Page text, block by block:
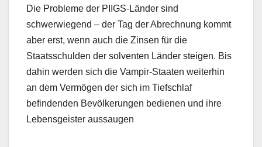
Die Probleme der PIIGS-Länder sind
schwerwiegend – der Tag der Abrechnung kommt
aber erst, wenn auch die Zinsen für die
Staatsschulden der solventen Länder steigen. Bis
dahin werden sich die Vampir-Staaten weiterhin
an dem Vermögen der sich im Tiefschlaf
befindenden Bevölkerungen bedienen und ihre
Lebensgeister aussaugen